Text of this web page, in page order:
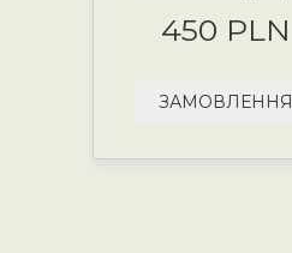
450 PLN
ЗАМОВЛЕННЯ